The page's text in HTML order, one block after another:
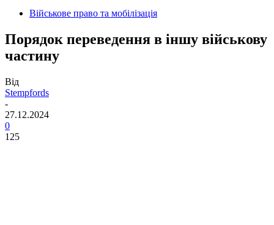
Військове право та мобілізація
Порядок переведення в іншу військову
частину
Від
Stempfords
-
27.12.2024
0
125